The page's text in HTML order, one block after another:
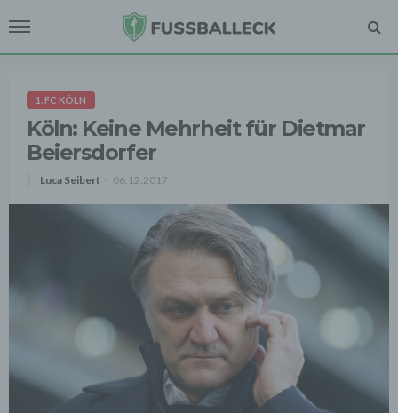
1. FC KÖLN
Köln: Keine Mehrheit für Dietmar
Beiersdorfer
Luca Seibert 06.12.2017